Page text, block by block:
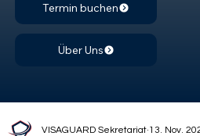
Termin buchen
Über Uns
VISAGUARD Sekretariat 13. Nov.